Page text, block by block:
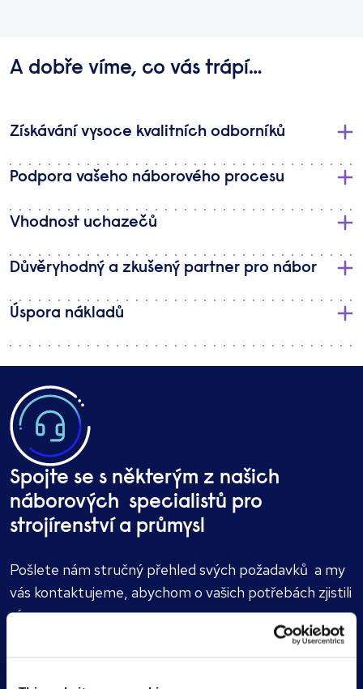
A dobře víme, co vás trápí…
Získávání vysoce kvalitních odborníků
Podpora vašeho náborového procesu
Vhodnost uchazečů
Důvěryhodný a zkušený partner pro nábor
Úspora nákladů
Spojte se s některým z našich
náborových specialistů pro
strojírenství a průmysl
Pošlete nám stručný přehled svých požadavků a my
vás kontaktujeme, abychom o vašich potřebách zjistili
více.